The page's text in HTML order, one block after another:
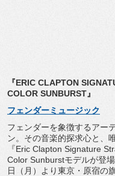
『ERIC CLAPTON
COLOR SUNBURST』
フェンダーミュージック
フェンダーを象徴するアー
ン。その音楽的探求心と、
『Eric Clapton Signature
Color Sunburstモデルが登
日（月）より東京・原宿の